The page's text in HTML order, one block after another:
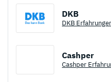
DKB
DKB
Cashper
Cashper